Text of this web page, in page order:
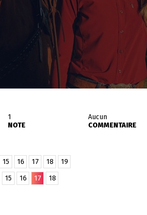
1
NOTE
Aucun
COMMENTAIRE
15 16 17 18
19
15 16 17 18